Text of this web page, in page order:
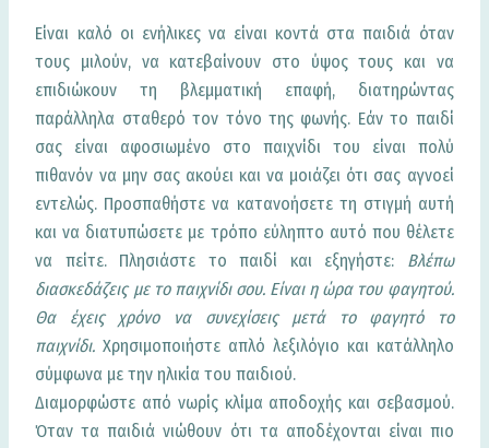
Είναι καλό οι ενήλικες να είναι κοντά στα παιδιά όταν
τους μιλούν, να κατεβαίνουν στο ύψος τους και να
επιδιώκουν τη βλεμματική επαφή, διατηρώντας
παράλληλα σταθερό τον τόνο της φωνής. Εάν το παιδί
σας είναι αφοσιωμένο στο παιχνίδι του είναι πολύ
πιθανόν να μην σας ακούει και να μοιάζει ότι σας αγνοεί
εντελώς. Προσπαθήστε να κατανοήσετε τη στιγμή αυτή
και να διατυπώσετε με τρόπο εύληπτο αυτό που θέλετε
να πείτε. Πλησιάστε το παιδί και εξηγήστε: Βλέπω
διασκεδάζεις με το παιχνίδι σου. Είναι η ώρα του φαγητού.
Θα έχεις χρόνο να συνεχίσεις μετά το φαγητό το
παιχνίδι. Χρησιμοποιήστε απλό λεξιλόγιο και κατάλληλο
σύμφωνα με την ηλικία του παιδιού.
Διαμορφώστε από νωρίς κλίμα αποδοχής και σεβασμού.
Όταν τα παιδιά νιώθουν ότι τα αποδέχονται είναι πιο